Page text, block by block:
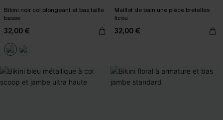
Bikini noir col plongeant et bas taille
basse
32,00 €
Maillot de bain une pièce bretelles
licou
32,00 €